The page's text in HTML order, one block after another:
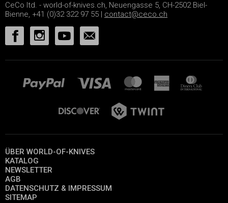
CeCo ltd. - world-of-knives.ch, Neuengasse 5, CH-2502 Biel-
Bienne, +41 (0)32 322 97 55 | contact@ceco.ch
ÜBER WORLD-OF-KNIVES
KATALOG
NEWSLETTER
AGB
DATENSCHUTZ & IMPRESSUM
SITEMAP